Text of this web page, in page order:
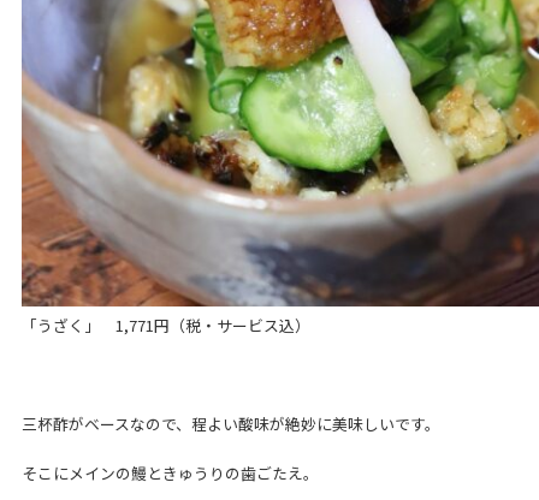
「うざく」 1,771円（税・サービス込）
三杯酢がベースなので、程よい酸味が絶妙に美味しいです。
そこにメインの鰻ときゅうりの歯ごたえ。